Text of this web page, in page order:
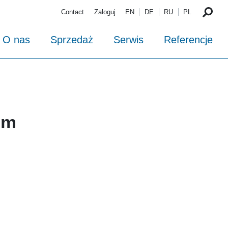
Contact Zaloguj EN DE RU PL
O nas Sprzedaż Serwis Referencje